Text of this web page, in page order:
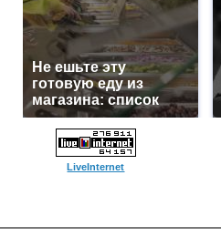
Не ешьте эту
готовую еду из
магазина: список
LiveInternet